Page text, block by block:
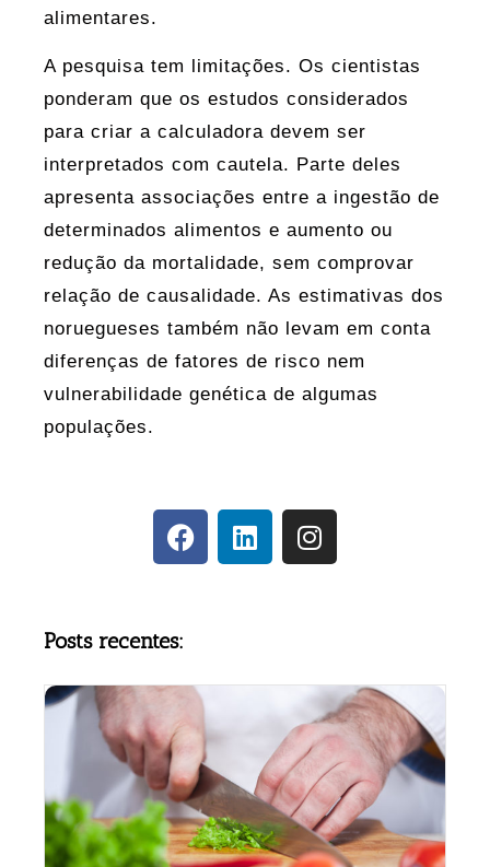
alimentares.
A pesquisa tem limitações. Os cientistas
ponderam que os estudos considerados
para criar a calculadora devem ser
interpretados com cautela. Parte deles
apresenta associações entre a ingestão de
determinados alimentos e aumento ou
redução da mortalidade, sem comprovar
relação de causalidade. As estimativas dos
noruegueses também não levam em conta
diferenças de fatores de risco nem
vulnerabilidade genética de algumas
populações.
Posts recentes: